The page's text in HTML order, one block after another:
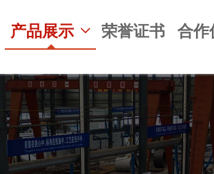
产品展示  荣誉证书 合作